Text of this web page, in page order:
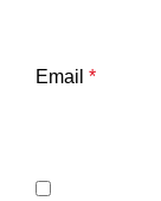
Email *